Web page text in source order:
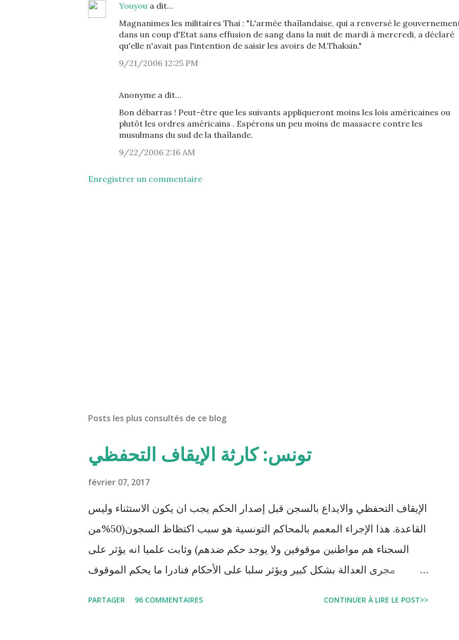
Youyou a dit…
Magnanimes les militaires Thai : "L'armée thaïlandaise, qui a renversé le
dans un coup d'Etat sans effusion de sang dans la nuit de mardi à mercredi, a déclaré
qu'elle n'avait pas l'intention de saisir les avoirs de M.Thaksin."
9/21/2006 12:25 PM
Anonyme a dit…
Bon débarras ! Peut-être que les suivants appliqueront moins les lois américaines ou
plutôt les ordres américains . Espérons un peu moins de massacre contre les
musulmans du sud de la thaïlande.
9/22/2006 2:16 AM
Enregistrer un commentaire
Posts les plus consultés de ce blog
تونس: كارثة الإيقاف التحفظي
février 07, 2017
الإيقاف التحفظي والايداع بالسجن قبل إصدار الحكم يجب ان يكون الاستثناء وليس
القاعدة. هذا الإجراء المعمم بالمحاكم التونسية هو سبب اكتظاظ السجون(50%من
السجناء هم مواطنين موقوفين ولا يوجد حكم ضدهم) وثابت علميا انه يؤثر على
مجرى العدالة بشكل كبير ويؤثر سلبا على الأحكام فنادرا ما يحكم الموقوف
PARTAGER 96 COMMENTAIRES CONTINUER À LIRE LE POST>>